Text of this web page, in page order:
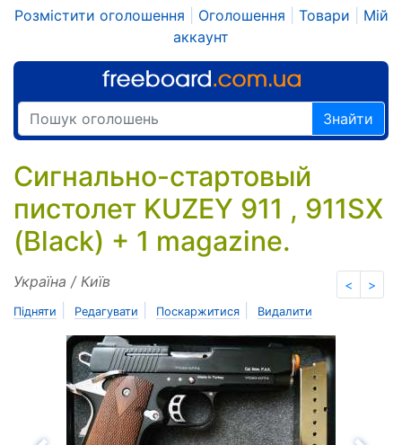
Розмістити оголошення Оголошення Товари
Мій
аккаунт
Знайти
Сигнально-стартовый
пистолет KUZEY 911 , 911SX
(Black) + 1 magazine.
< >
Україна / Київ
Підняти Редагувати Поскаржитися Видалити